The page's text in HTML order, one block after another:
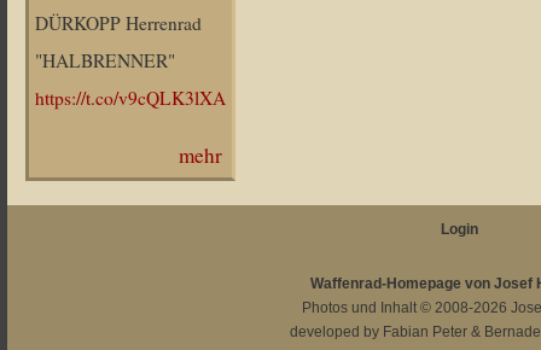
DÜRKOPP Herrenrad
"HALBRENNER"
https://t.co/v9cQLK3lXA
mehr
Login
Waffenrad-Homepage von Josef
Photos und Inhalt © 2008-2026
developed by Fabian Peter &